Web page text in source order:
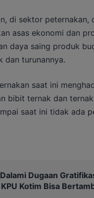
di sektor peternakan,
asas ekonomi dan
daya saing produk
dan turunannya.
saat ini
bibit ternak dan
saat ini tidak ada
Dugaan
Kotim Bisa